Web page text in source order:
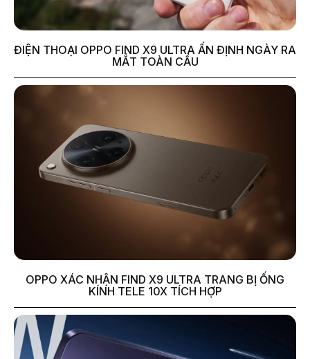
ĐIỆN THOẠI OPPO FIND X9 ULTRA ẤN ĐỊNH NGÀY RA
MẮT TOÀN CẦU
OPPO XÁC NHẬN FIND X9 ULTRA TRANG BỊ ỐNG
KÍNH TELE 10X TÍCH HỢP